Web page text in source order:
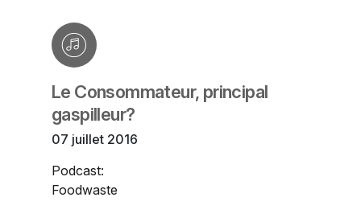
Le Consommateur, principal
gaspilleur?
07 juillet 2016
Podcast:
Foodwaste